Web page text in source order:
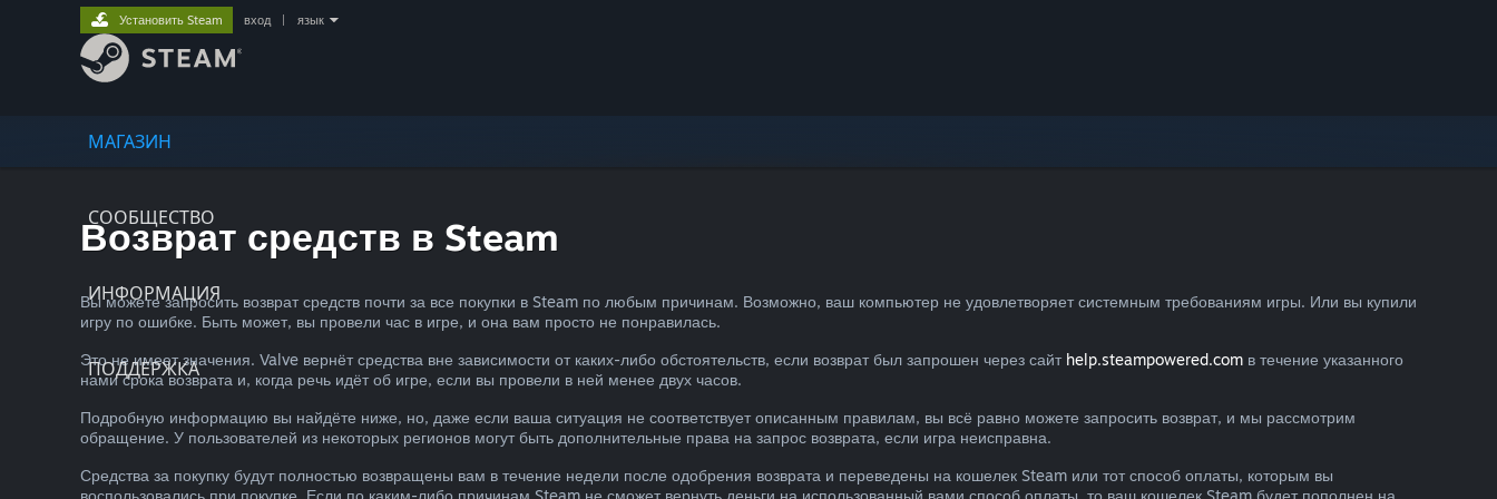
МАГАЗИН
СООБЩЕСТВО
ИНФОРМАЦИЯ
ПОДДЕРЖКА
Установить Steam вход язык
Возврат средств в Steam
Вы можете запросить возврат средств почти за все покупки в Steam по любым причинам. Возможно, ваш компьютер не удовлетворяет системным требованиям игры. Или вы купили
игру по ошибке. Быть может, вы провели час в игре, и она вам просто не понравилась.
Это не имеет значения. Valve вернёт средства вне зависимости от каких-либо обстоятельств, если возврат был запрошен через сайт help.steampowered.com в течение указанного
нами срока возврата и, когда речь идёт об игре, если вы провели в ней менее двух часов.
Подробную информацию вы найдёте ниже, но, даже если ваша ситуация не соответствует описанным правилам, вы всё равно можете запросить возврат, и мы рассмотрим
обращение. У пользователей из некоторых регионов могут быть дополнительные права на запрос возврата, если игра неисправна.
Средства за покупку будут полностью возвращены вам в течение недели после одобрения возврата и переведены на кошелек Steam или тот способ оплаты, которым вы
воспользовались при покупке. Если по каким-либо причинам Steam не сможет вернуть деньги на использованный вами способ оплаты, то ваш кошелек Steam будет пополнен на